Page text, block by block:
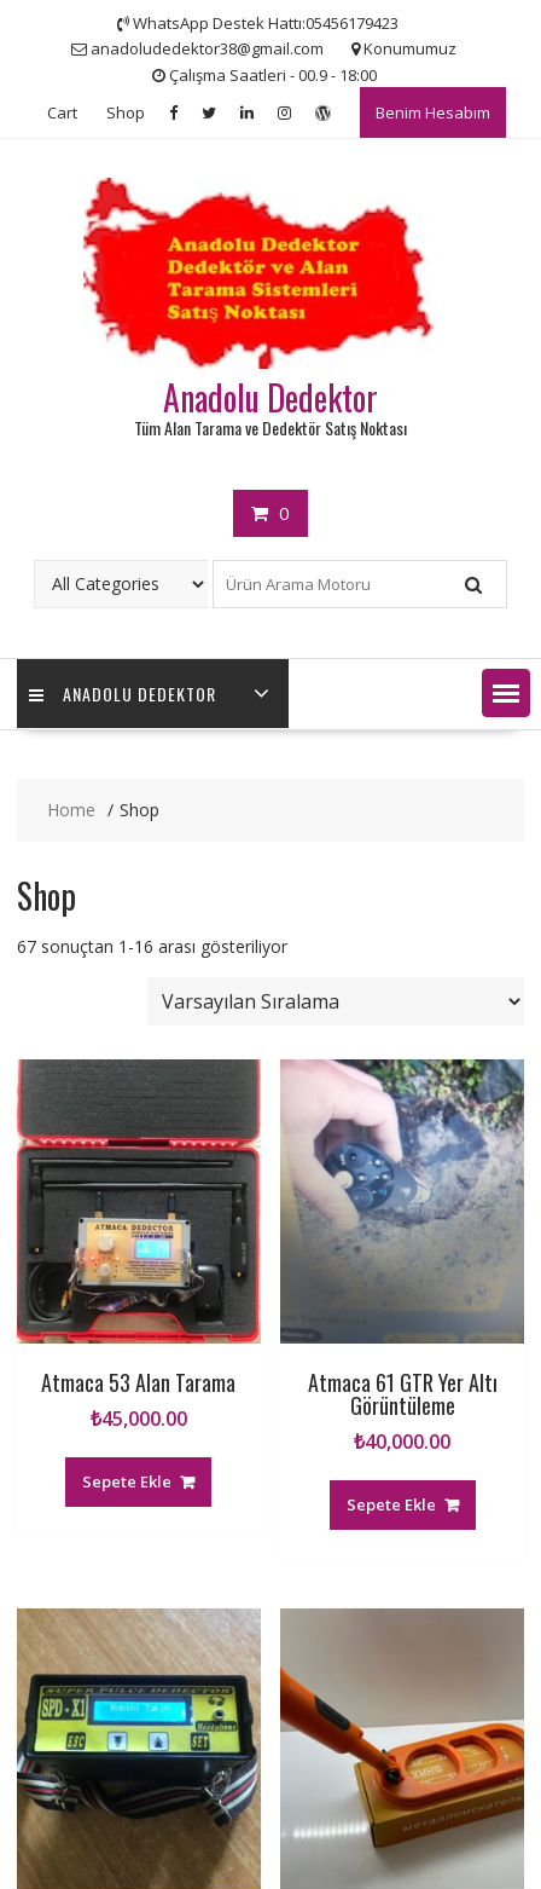
WhatsApp Destek Hattı:05456179423
anadoludedektor38@gmail.com
Konumumuz
Çalışma Saatleri - 00.9 - 18:00
Cart
Shop Benim Hesabım
Anadolu Dedektor
Tüm Alan Tarama ve Dedektör Satış Noktası
0
ANADOLU DEDEKTOR
Home Shop
Shop
67 sonuçtan 1-16 arası gösteriliyor
Atmaca 53 Alan Tarama
₺45,000.00
Sepete Ekle
Atmaca 61 GTR Yer Altı
Görüntüleme
₺40,000.00
Sepete Ekle